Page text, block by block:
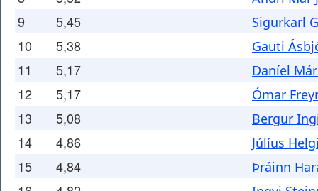
9 5,45 Sigurkarl
10 5,38 Gauti
11 5,17 Daníel
12 5,17 Ómar
13 5,08 Bergur
14 4,86 Júlíus
15 4,84 Þráinn